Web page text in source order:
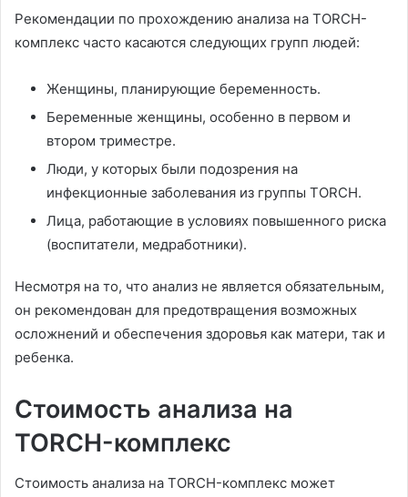
Рекомендации по прохождению анализа на TORCH-
комплекс часто касаются следующих групп людей:
Женщины, планирующие беременность.
Беременные женщины, особенно в первом и
втором триместре.
Люди, у которых были подозрения на
инфекционные заболевания из группы TORCH.
Лица, работающие в условиях повышенного риска
(воспитатели, медработники).
Несмотря на то, что анализ не является обязательным,
он рекомендован для предотвращения возможных
осложнений и обеспечения здоровья как матери, так и
ребенка.
Стоимость анализа на
TORCH-комплекс
Стоимость анализа на TORCH-комплекс может